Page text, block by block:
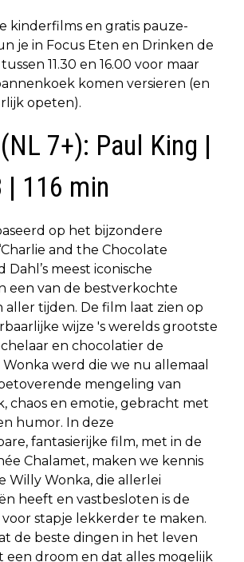
kinderfilms en gratis pauze-
je in Focus Eten en Drinken de
11.30 en 16.00 voor maar
komen versieren (en
opeten).
7+): Paul King |
| 116 min
op het bijzondere
and the Chocolate
Dahl’s meest iconische
een van de bestverkochte
aller tijden. De film laat zien op
wijze 's werelds grootste
en chocolatier de
werd die we nu allemaal
mengeling van
chaos en emotie, gebracht met
humor. In deze
fantasierijke film, met in de
Chalamet, maken we kennis
Willy Wonka, die allerlei
heeft en vastbesloten is de
stapje lekkerder te maken.
de beste dingen in het leven
een droom en dat alles mogelijk